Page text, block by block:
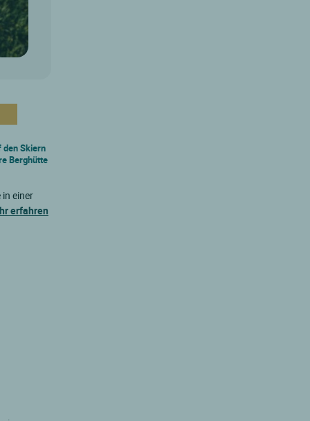
den Skiern
Berghütte
einer
erfahren